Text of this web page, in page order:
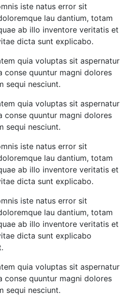
iste natus error sit
lau dantium, totam
ab illo inventore veritatis et
dicta sunt explicabo.
quia voluptas sit aspernatur
quuntur magni dolores
sequi nesciunt.
quia voluptas sit aspernatur
quuntur magni dolores
sequi nesciunt.
iste natus error sit
lau dantium, totam
ab illo inventore veritatis et
dicta sunt explicabo.
iste natus error sit
lau dantium, totam
ab illo inventore veritatis et
dicta sunt explicabo
quia voluptas sit aspernatur
quuntur magni dolores
sequi nesciunt.